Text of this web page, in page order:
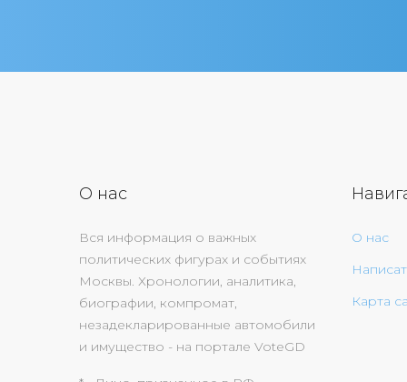
О нас
Вся информация о важных
политических фигурах и событиях
Москвы. Хронологии, аналитика,
биографии, компромат,
незадекларированные автомобили
и имущество - на портале VoteGD
О нас
Карта